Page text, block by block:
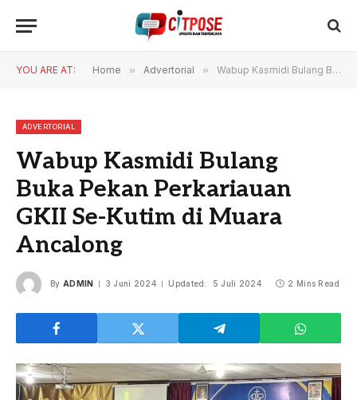
YOU ARE AT: Home » Advertorial » Wabup Kasmidi Bulang Buka Pekan Perkariauan GKII Se-Kutim di Muara Ancalong
ADVERTORIAL
Wabup Kasmidi Bulang
Buka Pekan Perkariauan
GKII Se-Kutim di Muara
Ancalong
By ADMIN 3 Juni 2024 Updated: 5 Juli 2024 2 Mins Read